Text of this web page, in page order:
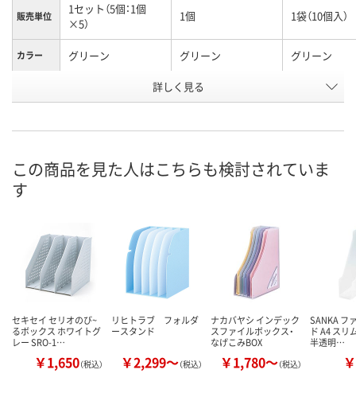
販売単位
1セット（5個：1個
×5）
1個 1袋（10個入）
カラー グリーン グリーン グリーン
2973435 1179593
8月7日（金）
カゴへ カゴへ カ
詳しく見る
この商品を見た人はこちらも検討されていま
す
セキセイ セリオのび~
るボックス ホワイトグ
レー SRO-1…
￥1,650（税込）
リヒトラブ フォルダ
ースタンド
￥2,299～（税込）
ナカバヤシ インデック
スファイルボックス・
なげこみBOX
￥1,780～（税込）
SANKA フ
ド A4 スリ
半透明…